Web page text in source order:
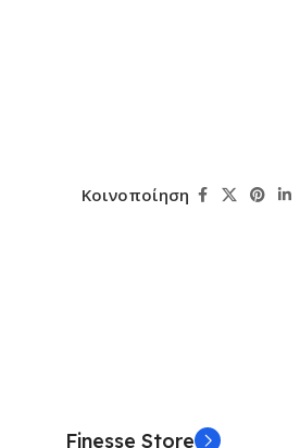
Κοινοποίηση
Finesse Store